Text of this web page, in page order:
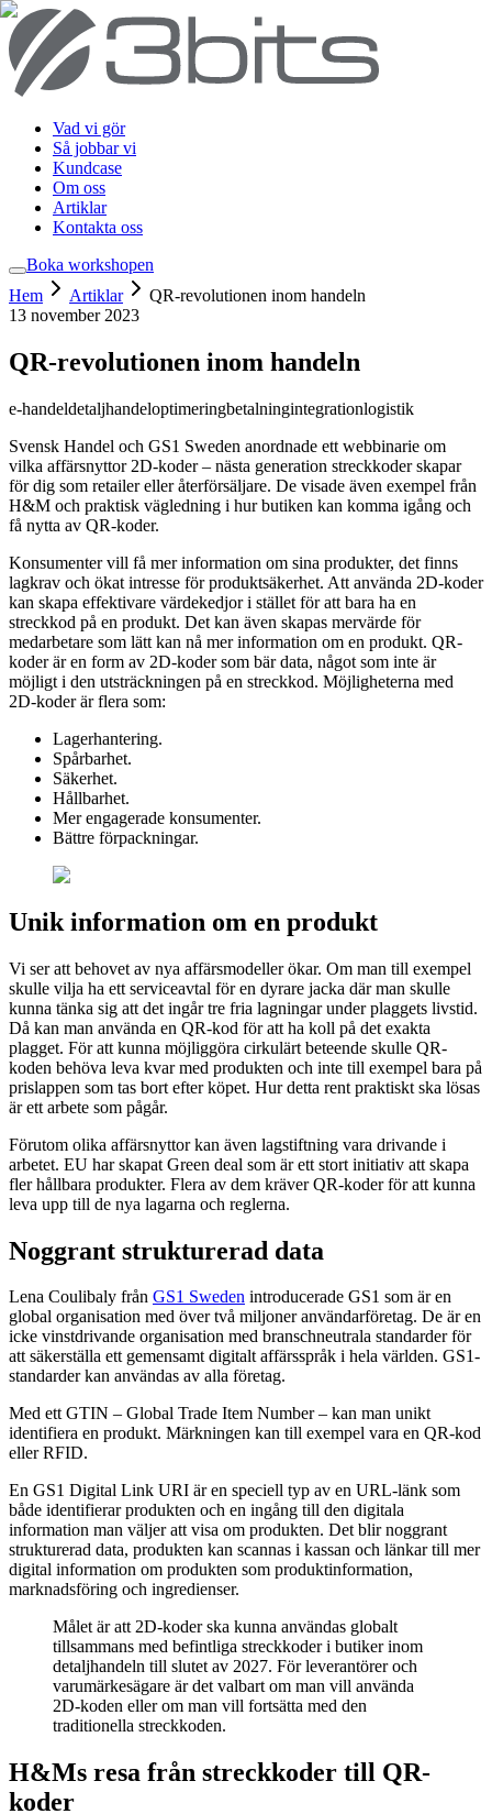
Vad vi gör
Så jobbar vi
Kundcase
Om oss
Artiklar
Kontakta oss
Boka workshopen
Hem
Artiklar
QR-revolutionen inom handeln
13 november 2023
QR-revolutionen inom handeln
e-handeldetaljhandeloptimeringbetalningintegrationlogistik
Svensk Handel och GS1 Sweden anordnade ett webbinarie om
vilka affärsnyttor 2D-koder – nästa generation streckkoder skapar
för dig som retailer eller återförsäljare. De visade även exempel från
H&M och praktisk vägledning i hur butiken kan komma igång och
få nytta av QR-koder.
Konsumenter vill få mer information om sina produkter, det finns
lagkrav och ökat intresse för produktsäkerhet. Att använda 2D-koder
kan skapa effektivare värdekedjor i stället för att bara ha en
streckkod på en produkt. Det kan även skapas mervärde för
medarbetare som lätt kan nå mer information om en produkt. QR-
koder är en form av 2D-koder som bär data, något som inte är
möjligt i den utsträckningen på en streckkod. Möjligheterna med
2D-koder är flera som:
Lagerhantering.
Spårbarhet.
Säkerhet.
Hållbarhet.
Mer engagerade konsumenter.
Bättre förpackningar.
Unik information om en produkt
Vi ser att behovet av nya affärsmodeller ökar. Om man till exempel
skulle vilja ha ett serviceavtal för en dyrare jacka där man skulle
kunna tänka sig att det ingår tre fria lagningar under plaggets livstid.
Då kan man använda en QR-kod för att ha koll på det exakta
plagget. För att kunna möjliggöra cirkulärt beteende skulle QR-
koden behöva leva kvar med produkten och inte till exempel bara på
prislappen som tas bort efter köpet. Hur detta rent praktiskt ska lösas
är ett arbete som pågår.
Förutom olika affärsnyttor kan även lagstiftning vara drivande i
arbetet. EU har skapat Green deal som är ett stort initiativ att skapa
fler hållbara produkter. Flera av dem kräver QR-koder för att kunna
leva upp till de nya lagarna och reglerna.
Noggrant strukturerad data
Lena Coulibaly från GS1 Sweden introducerade GS1 som är en
global organisation med över två miljoner användarföretag. De är en
icke vinstdrivande organisation med branschneutrala standarder för
att säkerställa ett gemensamt digitalt affärsspråk i hela världen. GS1-
standarder kan användas av alla företag.
Med ett GTIN – Global Trade Item Number – kan man unikt
identifiera en produkt. Märkningen kan till exempel vara en QR-kod
eller RFID.
En GS1 Digital Link URI är en speciell typ av en URL-länk som
både identifierar produkten och en ingång till den digitala
information man väljer att visa om produkten. Det blir noggrant
strukturerad data, produkten kan scannas i kassan och länkar till mer
digital information om produkten som produktinformation,
marknadsföring och ingredienser.
Målet är att 2D-koder ska kunna användas globalt
tillsammans med befintliga streckkoder i butiker inom
detaljhandeln till slutet av 2027. För leverantörer och
varumärkesägare är det valbart om man vill använda
2D-koden eller om man vill fortsätta med den
traditionella streckkoden.
H&Ms resa från streckkoder till QR-
koder